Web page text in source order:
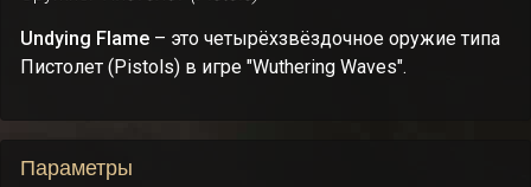
Undying Flame – это четырёхзвёздочное оружие типа
Пистолет (Pistols) в игре "Wuthering Waves".
Параметры